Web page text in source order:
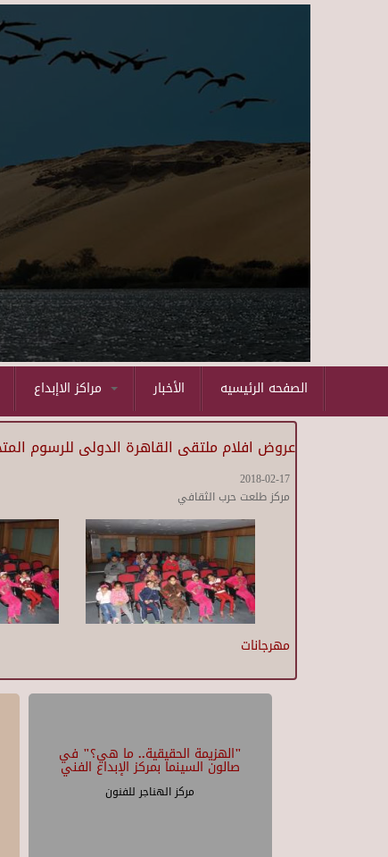
الأخبار الصفحه الرئيسيه
عروض افلام ملتقى القاهرة الدولى للرسوم
2018-02-17
مركز طلعت حرب الثقافي
مهرجانات
"الهزيمة الحقيقية.. ما هي؟" في
صالون السينما بمركز الإبداع الفني
مركز الهناجر للفنون